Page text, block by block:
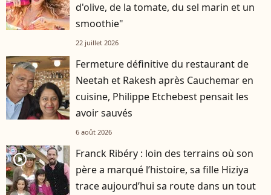
d'olive, de la tomate, du sel marin et un
smoothie"
22 juillet 2026
Fermeture définitive du restaurant de
Neetah et Rakesh après Cauchemar en
cuisine, Philippe Etchebest pensait les
avoir sauvés
6 août 2026
player2
Franck Ribéry : loin des terrains où son
père a marqué l’histoire, sa fille Hiziya
trace aujourd’hui sa route dans un tout